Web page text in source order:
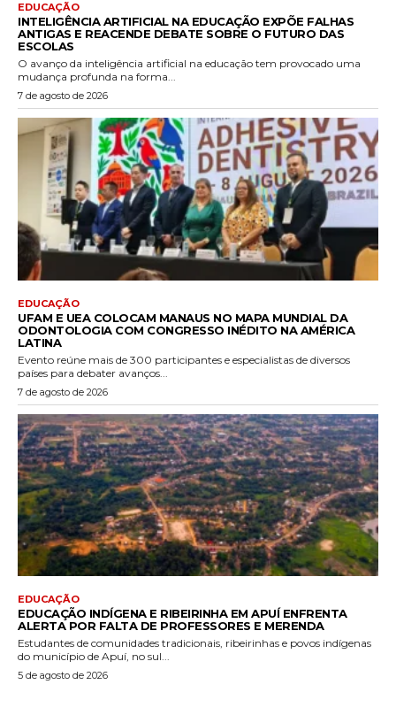
EDUCAÇÃO
INTELIGÊNCIA ARTIFICIAL NA EDUCAÇÃO EXPÕE FALHAS
ANTIGAS E REACENDE DEBATE SOBRE O FUTURO DAS
ESCOLAS
O avanço da inteligência artificial na educação tem provocado uma
mudança profunda na forma...
7 de agosto de 2026
EDUCAÇÃO
UFAM E UEA COLOCAM MANAUS NO MAPA MUNDIAL DA
ODONTOLOGIA COM CONGRESSO INÉDITO NA AMÉRICA
LATINA
Evento reúne mais de 300 participantes e especialistas de diversos
países para debater avanços...
7 de agosto de 2026
EDUCAÇÃO
EDUCAÇÃO INDÍGENA E RIBEIRINHA EM APUÍ ENFRENTA
ALERTA POR FALTA DE PROFESSORES E MERENDA
Estudantes de comunidades tradicionais, ribeirinhas e povos indígenas
do município de Apuí, no sul...
5 de agosto de 2026